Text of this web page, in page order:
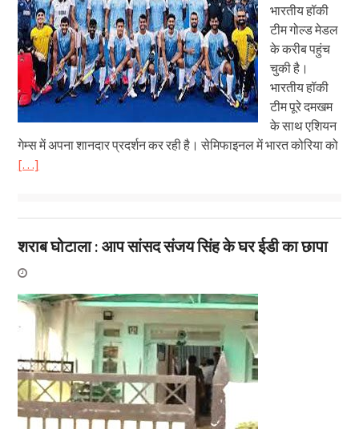
भारतीय हॉकी
टीम गोल्ड मेडल
के करीब पहुंच
चुकी है।
भारतीय हॉकी
टीम पूरे दमखम
के साथ एशियन
गेम्स में अपना शानदार प्रदर्शन कर रही है। सेमिफाइनल में भारत कोरिया को
[…]
शराब घोटाला : आप सांसद संजय सिंह के घर ईडी का छापा